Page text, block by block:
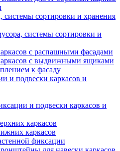
системы сортировки и хранения
системы сортировки и
с распашными фасадами
с выдвижными ящиками
к фасаду
и подвески каркасов и
и подвески каркасов и
каркасов
каркасов
фиксации